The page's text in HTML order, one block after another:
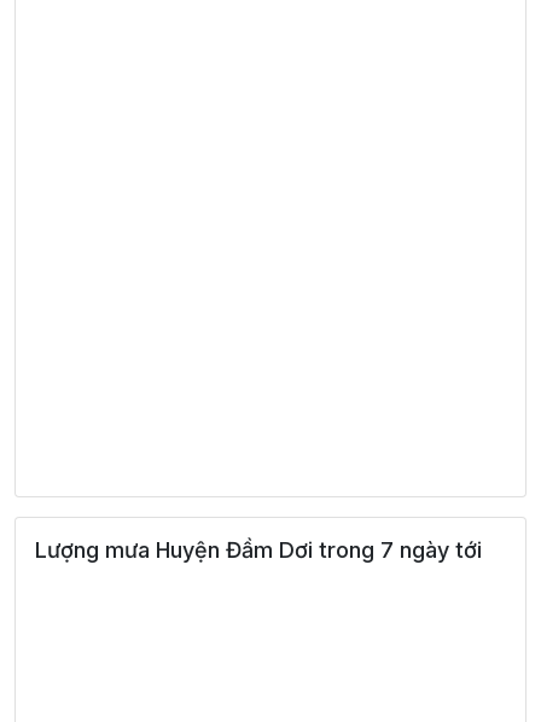
Lượng mưa Huyện Đầm Dơi trong 7 ngày tới